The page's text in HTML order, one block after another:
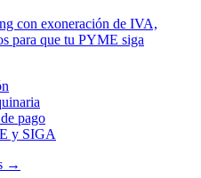
con exoneración de IVA,
para que tu PYME siga
pago
y SIGA
→